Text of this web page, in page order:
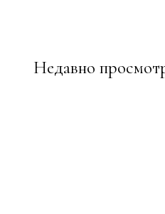
Недавно